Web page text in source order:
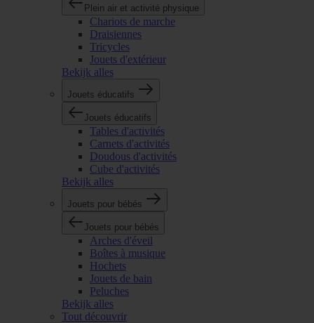
Plein air et activité physique
Chariots de marche
Draisiennes
Tricycles
Jouets d'extérieur
Bekijk alles
Jouets éducatifs
Jouets éducatifs
Tables d'activités
Carnets d'activités
Doudous d'activités
Cube d'activités
Bekijk alles
Jouets pour bébés
Jouets pour bébés
Arches d'éveil
Boîtes à musique
Hochets
Jouets de bain
Peluches
Bekijk alles
Tout découvrir